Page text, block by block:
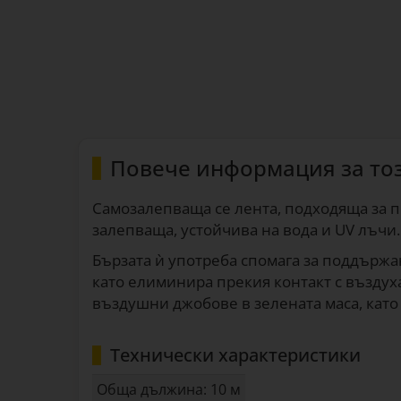
Повече информация за
Самозалепваща се лента, подходяща за
залепваща, устойчива на вода и UV лъчи.
Бързата ѝ употреба спомага за
като елиминира прекия контакт с
въздушни джобове в зелената маса,
Технически характеристики
Обща дължина: 10 м